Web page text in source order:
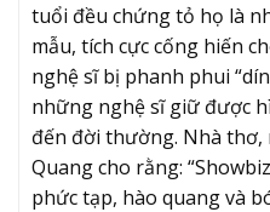
tuổi đều chứng tỏ họ là
mẫu, tích cực cống hiến
nghệ sĩ bị phanh phui
những nghệ sĩ giữ được
đến đời thường. Nhà
Quang cho rằng:
phức tạp, hào quang và